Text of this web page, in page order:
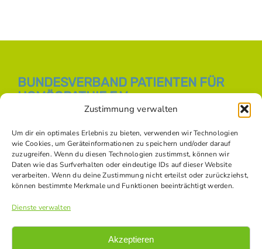
Zustimmung verwalten
Um dir ein optimales Erlebnis zu bieten, verwenden wir Technologien
wie Cookies, um Geräteinformationen zu speichern und/oder darauf
zuzugreifen. Wenn du diesen Technologien zustimmst, können wir
Daten wie das Surfverhalten oder eindeutige IDs auf dieser Website
verarbeiten. Wenn du deine Zustimmung nicht erteilst oder zurückziehst,
können bestimmte Merkmale und Funktionen beeinträchtigt werden.
Dienste verwalten
Akzeptieren
BUNDESVERBAND PATIENTEN FÜR
HOMÖOPATHIE E.V.
E-Mail:
info [at] bph-online.de
Webseite:Homöopathie Online
SOZIALE NETZWERKE